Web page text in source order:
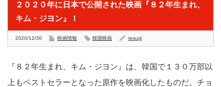
２０２０年に日本で公開された映画『８２年生まれ、
キム・ジヨン』！
2020/12/30 映画情報 韓国映画 tesugi
『８２年生まれ、キム・ジヨン』は、韓国で１３０万部以
上もベストセラーとなった原作を映画化したものだ。チョ